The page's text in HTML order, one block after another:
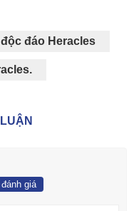
đáo Heracles
giá